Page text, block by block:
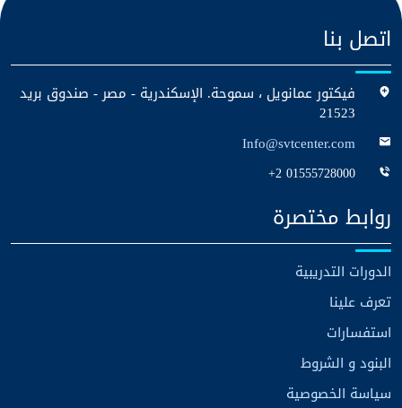
اتصل بنا
فيكتور عمانويل ، سموحة. الإسكندرية - مصر - صندوق بريد
21523
Info@svtcenter.com
+2 01555728000
روابط مختصرة
الدورات التدريبية
تعرف علينا
استفسارات
البنود و الشروط
سياسة الخصوصية